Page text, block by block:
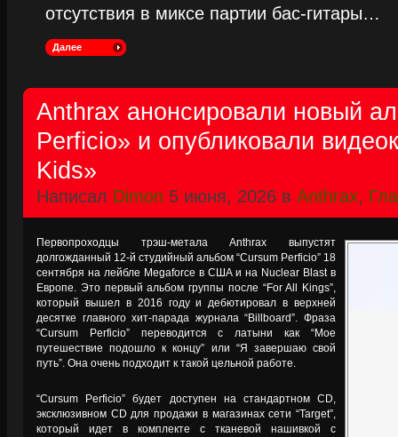
отсутствия в миксе партии бас-гитары…
Далее
Anthrax анонсировали новый
Perficio» и опубликовали
Kids»
Написал Dimon 5 июня, 2026 в Anthrax,
Первопроходцы трэш-метала Anthrax выпустят
долгожданный 12-й студийный альбом “Cursum Perficio” 18
сентября на лейбле Megaforce в США и на Nuclear Blast в
Европе. Это первый альбом группы после “For All Kings”,
который вышел в 2016 году и дебютировал в верхней
десятке главного хит-парада журнала “Billboard”. Фраза
“Cursum Perficio” переводится с латыни как “Мое
путешествие подошло к концу” или “Я завершаю свой
путь”. Она очень подходит к такой цельной работе.
“Cursum Perficio” будет доступен на стандартном CD,
эксклюзивном CD для продажи в магазинах сети “Target”,
который идет в комплекте с тканевой нашивкой с